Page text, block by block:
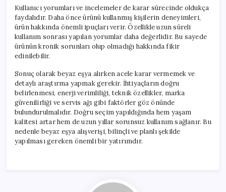
Kullanıcı yorumları ve incelemeler de karar sürecinde oldukça
faydalıdır. Daha önce ürünü kullanmış kişilerin deneyimleri,
ürün hakkında önemli ipuçları verir. Özellikle uzun süreli
kullanım sonrası yapılan yorumlar daha değerlidir. Bu sayede
ürünün kronik sorunları olup olmadığı hakkında fikir
edinilebilir.
Sonuç olarak beyaz eşya alırken acele karar vermemek ve
detaylı araştırma yapmak gerekir. İhtiyaçların doğru
belirlenmesi, enerji verimliliği, teknik özellikler, marka
güvenilirliği ve servis ağı gibi faktörler göz önünde
bulundurulmalıdır. Doğru seçim yapıldığında hem yaşam
kalitesi artar hem de uzun yıllar sorunsuz kullanım sağlanır. Bu
nedenle beyaz eşya alışverişi, bilinçli ve planlı şekilde
yapılması gereken önemli bir yatırımdır.